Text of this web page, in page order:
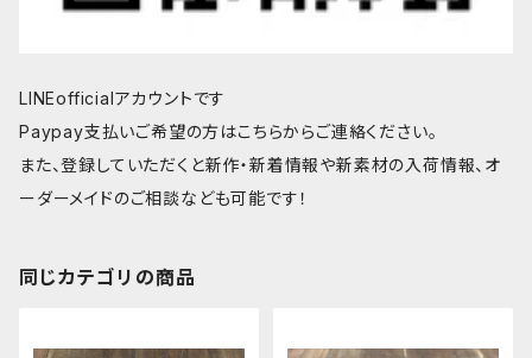
LINEofficialアカウントです
Paypay支払いご希望の方はこちらからご連絡ください。
また、登録していただくと新作・新着情報や新素材の入荷情報、オ
ーダーメイドのご相談なども可能です！
同じカテゴリの商品